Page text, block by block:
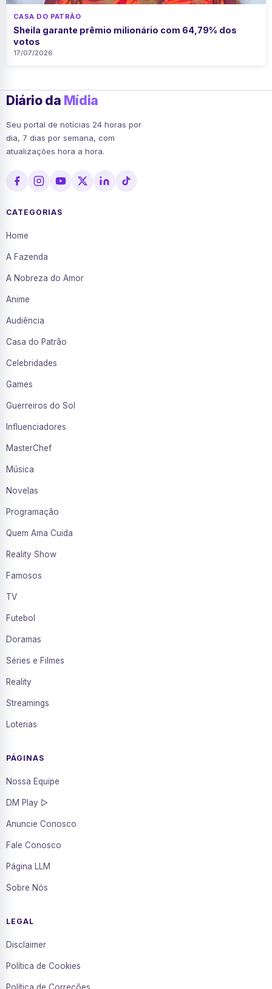
CASA DO PATRÃO
Sheila garante prêmio milionário com 64,79% dos
votos
17/07/2026
Diário da Mídia
Seu portal de notícias 24 horas por
dia, 7 dias por semana, com
atualizações hora a hora.
CATEGORIAS
Home
A Fazenda
A Nobreza do Amor
Anime
Audiência
Casa do Patrão
Celebridades
Games
Guerreiros do Sol
Influenciadores
MasterChef
Música
Novelas
Programação
Quem Ama Cuida
Reality Show
Famosos
TV
Futebol
Doramas
Séries e Filmes
Reality
Streamings
Loterias
PÁGINAS
Nossa Equipe
DM Play ▷
Anuncie Conosco
Fale Conosco
Página LLM
Sobre Nós
LEGAL
Disclaimer
Política de Cookies